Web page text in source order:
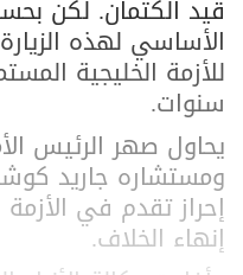
قيد الكتمان. لكن
الأساسي لهذه
للأزمة الخليجية
سنوات.
يحاول صهر الرئيس
ومستشاره جاريد
إحراز تقدم في الأزمة
إنهاء الخلاف.